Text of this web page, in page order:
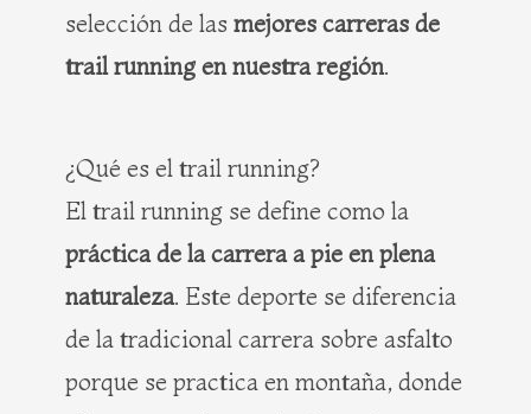
selección de las mejores carreras de
trail running en nuestra región.
¿Qué es el trail running?
El trail running se define como la
práctica de la carrera a pie en plena
naturaleza. Este deporte se diferencia
de la tradicional carrera sobre asfalto
porque se practica en montaña, donde